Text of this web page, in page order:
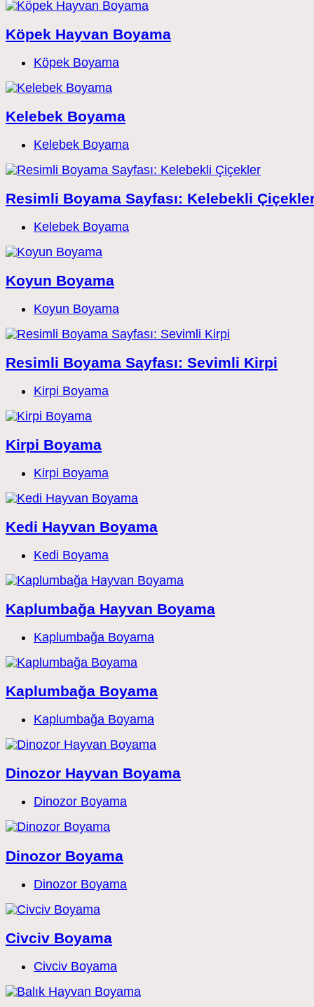
Köpek Hayvan Boyama
Post
category:
Köpek Boyama
Kelebek Boyama
Post
Kelebek Boyama
Resimli Boyama Sayfası: Kelebekli
Post
Kelebek Boyama
Koyun Boyama
Post
category:
Koyun Boyama
Resimli Boyama Sayfası: Sevimli Kirpi
Post
Kirpi Boyama
Kirpi Boyama
Post
Kirpi Boyama
Kedi Hayvan Boyama
Post
Kedi Boyama
Kaplumbağa Hayvan Boyama
Post
Kaplumbağa Boyama
Kaplumbağa Boyama
Post
Kaplumbağa Boyama
Dinozor Hayvan Boyama
Post
Dinozor Boyama
Dinozor Boyama
Post
Dinozor Boyama
Civciv Boyama
Post
Civciv Boyama